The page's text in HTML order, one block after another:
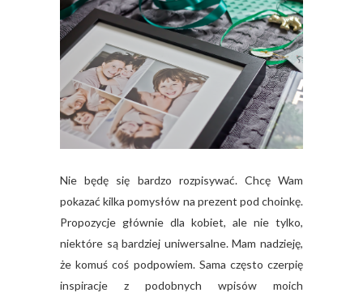
Nie będę się bardzo rozpisywać. Chcę Wam
pokazać kilka pomysłów na prezent pod choinkę.
Propozycje głównie dla kobiet, ale nie tylko,
niektóre są bardziej uniwersalne. Mam nadzieję,
że komuś coś podpowiem. Sama często czerpię
inspiracje z podobnych wpisów moich